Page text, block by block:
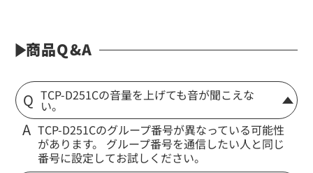
定価:12,000円～14,400円(税別)
※メーカー定価は装着無線機(コネクタ)によって
異なります
...続きを読む
※EK-505N-KW
※イヤホンプラグサイズ2.5φ
※イヤホン付属
商品Q&A
TCP-D251Cの音量を上げても音が聞こえな
い。
TCP-D251Cのグループ番号が異なっている可能性
があります。 グループ番号を通信したい人と同じ
番号に設定してお試しください。